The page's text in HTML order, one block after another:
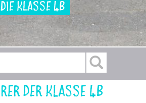
Die Klasse 4b
der Klasse 4b